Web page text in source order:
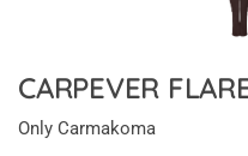
CARPEVER
Only Carmakoma